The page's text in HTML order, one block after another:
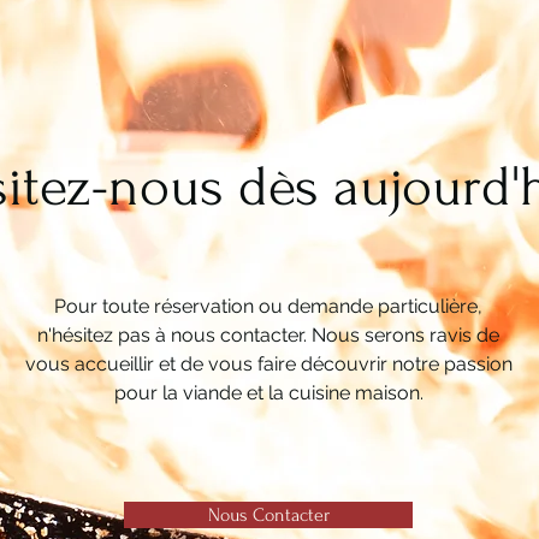
nous dès
Pour toute réservation ou demande particulière,
n'hésitez pas à nous contacter. Nous serons ravis de
vous accueillir et de vous faire découvrir notre passion
pour la viande et la cuisine maison.
Nous Contacter